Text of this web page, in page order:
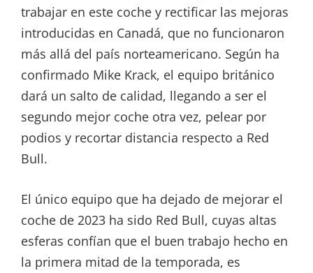
trabajar en este coche y rectificar las mejoras
introducidas en Canadá, que no funcionaron
más allá del país norteamericano. Según ha
confirmado Mike Krack, el equipo británico
dará un salto de calidad, llegando a ser el
segundo mejor coche otra vez, pelear por
podios y recortar distancia respecto a Red
Bull.
El único equipo que ha dejado de mejorar el
coche de 2023 ha sido Red Bull, cuyas altas
esferas confían que el buen trabajo hecho en
la primera mitad de la temporada, es